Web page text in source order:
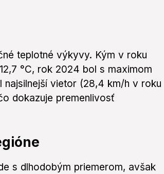
teplotné výkyvy. Kým v roku
°C, rok 2024 bol s maximom
najsilnejší vietor (28,4 km/h v roku
dokazuje premenlivosť
s dlhodobým priemerom, avšak